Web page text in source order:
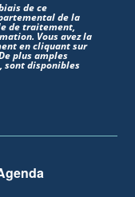
de ce
de la
de traitement,
Vous avez la
en cliquant sur
plus amples
sont disponibles